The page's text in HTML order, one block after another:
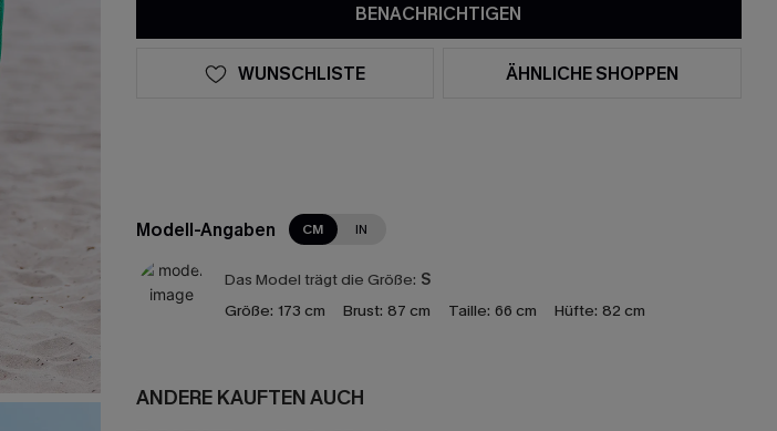
BENACHRICHTIGEN
WUNSCHLISTE ÄHNLICHE SHOPPEN
Modell-Angaben CM IN
Das Model trägt die Größe: S
Größe: 173 cm Brust: 87 cm Taille: 66 cm Hüfte: 82 cm
ANDERE KAUFTEN AUCH